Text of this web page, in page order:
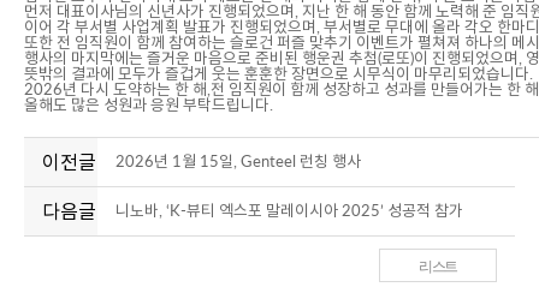
먼저 대표이사님의 신년사가 진행되었으며, 지난 한 해 동안 함께 노력해 준 임
이어 각 부서별 사업계획 발표가 진행되었으며, 부서별로 무대에 올라 각오 한마
또한 전 임직원이 함께 참여하는 슬로건 퍼즐 맞추기 이벤트가 펼쳐져 하나의
행사의 마지막에는 즐거운 마음으로 준비된 행운권 추첨(로또)이 진행되었으며,
뜻밖의 결과에 모두가 즐겁게 웃는 훈훈한 장면으로 시무식이 마무리되었습니다.
2026년 다시 도약하는 한 해,전 임직원이 함께 성장하고 성과를 만들어가는 한
올해도 많은 성원과 응원 부탁드립니다.
이전글 2026년 1월 15일, Genteel 런칭 행사
다음글 니노바, ‘K-뷰티 엑스포 말레이시아 2025’ 성공적 참가
리스트